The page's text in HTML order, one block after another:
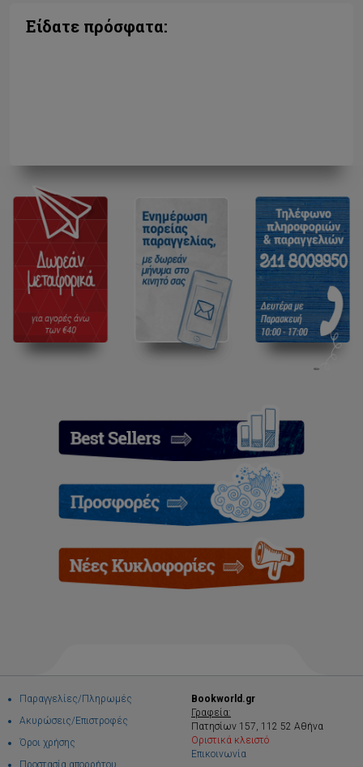
Είδατε πρόσφατα:
Παραγγελίες/Πληρωμές
Ακυρώσεις/Επιστροφές
Όροι χρήσης
Προστασία απορρήτου
Bookworld.gr
Γραφεία:
Πατησίων 157, 112 52 Αθήνα
Οριστικά κλειστό
Επικοινωνία